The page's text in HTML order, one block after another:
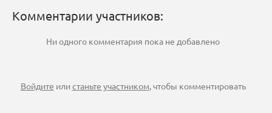
Комментарии участников:
Ни одного комментария пока не добавлено
Войдите илистаньте участником, чтобы комментировать